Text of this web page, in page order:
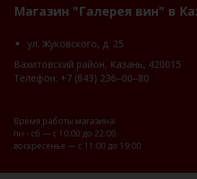
Магазин "Галерея вин" в
ул. Жуковского, д. 25
Вахитовский район, Казань, 420015
Телефон: +7 (843) 236‒00‒80
Время работы магазина:
пн - сб — с 10:00 до 22:00
воскресенье — с 11:00 до 19:00